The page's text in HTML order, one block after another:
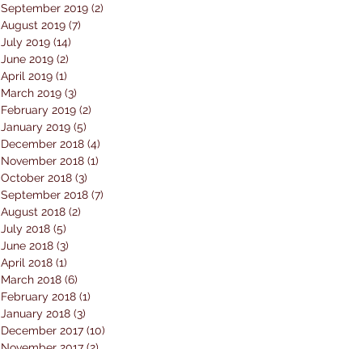
September 2019 (2)
August 2019 (7)
July 2019 (14)
June 2019 (2)
April 2019 (1)
March 2019 (3)
February 2019 (2)
January 2019 (5)
December 2018 (4)
November 2018 (1)
October 2018 (3)
September 2018 (7)
August 2018 (2)
July 2018 (5)
June 2018 (3)
April 2018 (1)
March 2018 (6)
February 2018 (1)
January 2018 (3)
December 2017 (10)